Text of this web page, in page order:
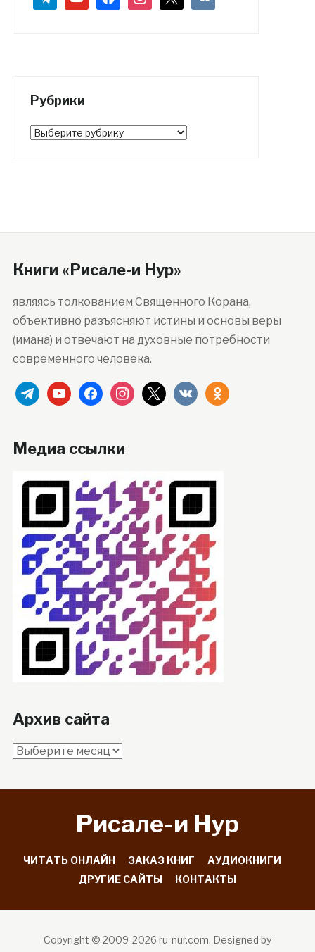
Рубрики
Рубрики
Книги «Рисале-и Нур»
являясь толкованием Священного Корана,
объективно разъясняют истины и основы веры
(имана) и отвечают на духовные потребности
современного человека.
telegramyoutubefacebookinstagram
x vkontakteodnoklassniki
Медиа ссылки
Архив сайта
Архив
Рисале-и Hyp
ЧИТАТЬ ОНЛАЙН ЗАКАЗ КНИГ
АУДИОКНИГИ
ДРУГИЕ САЙТЫ
КОНТАКТЫ
Copyright © 2009-2026 ru-nur.com. Designed by